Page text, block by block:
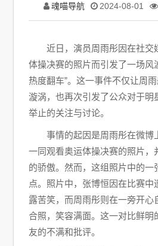
魂喵导航 2024-08-01
近日，演员周雨彤因在社交
体操决赛的照片而引发了一场风
热度翻车”。这一事件不仅让周
漩涡，也再次引发了公众对于明
举止的关注与讨论。
事情的起因是周雨彤在微博
一同观看奥运体操决赛的照片，
的骄傲。然而，这组照片中的一
点。照片中，张博恒因在比赛中
露苦笑，而周雨彤则在一旁开心
合照，笑容满面。这一对比鲜明
友的不满和批评。